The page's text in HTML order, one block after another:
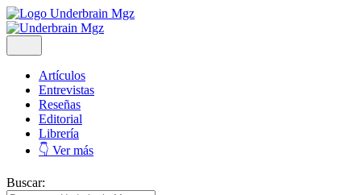
Artículos
Entrevistas
Reseñas
Editorial
Librería
👇 Ver más
Buscar: